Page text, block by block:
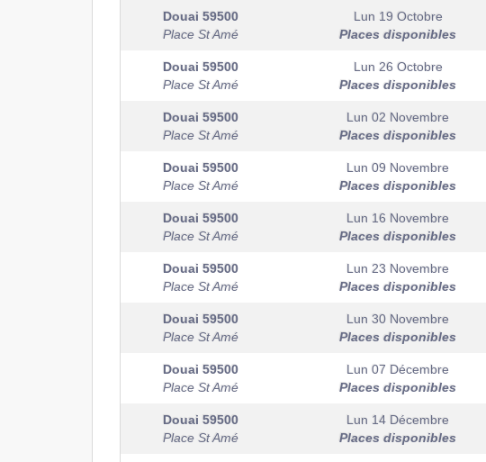
Douai 59500
Place St Amé
Lun 19 Octobre
Places disponibles
Douai 59500
Place St Amé
Lun 26 Octobre
Places disponibles
Douai 59500
Place St Amé
Lun 02 Novembre
Places disponibles
Douai 59500
Place St Amé
Lun 09 Novembre
Places disponibles
Douai 59500
Place St Amé
Lun 16 Novembre
Places disponibles
Douai 59500
Place St Amé
Lun 23 Novembre
Places disponibles
Douai 59500
Place St Amé
Lun 30 Novembre
Places disponibles
Douai 59500
Place St Amé
Lun 07 Décembre
Places disponibles
Douai 59500
Place St Amé
Lun 14 Décembre
Places disponibles